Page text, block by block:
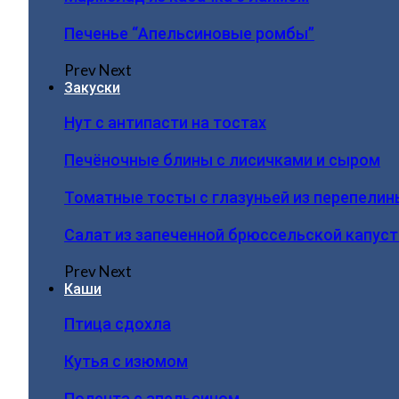
Печенье “Апельсиновые ромбы”
PrevNext
Закуски
Нут с антипасти на тостах
Печёночные блины с лисичками и сыром
Томатные тосты с глазуньей из
Салат из запеченной брюссельской
PrevNext
Каши
Птица сдохла
Кутья с изюмом